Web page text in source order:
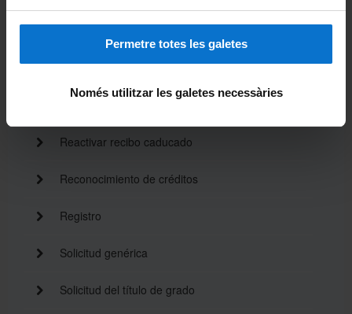
Permetre totes les galetes
Només utilitzar les galetes necessàries
Modificación de datos personales
Premios extraordinarios
Reactivar recibo caducado
Reconocimiento de créditos
Registro
Solicitud genérica
Solicitud del título de grado